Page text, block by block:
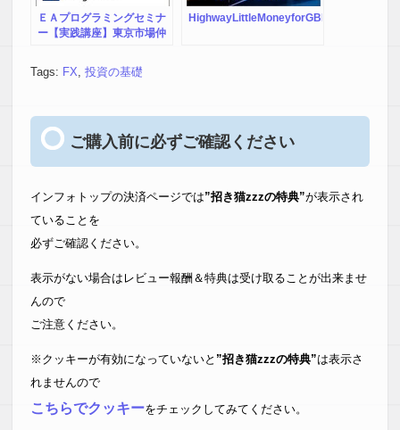
ＥＡプログラミングセミナ
ー【実践講座】東京市場仲
HighwayLittleMoneyforGBPJPY
Tags: FX, 投資の基礎
ご購入前に必ずご確認ください
インフォトップの決済ページでは”招き猫zzzの特典”が表示され
ていることを
必ずご確認ください。
表示がない場合はレビュー報酬＆特典は受け取ることが出来ませ
んので
ご注意ください。
※クッキーが有効になっていないと ”招き猫zzzの特典”は表示さ
れませんので
こちらでクッキーをチェックしてみてください。